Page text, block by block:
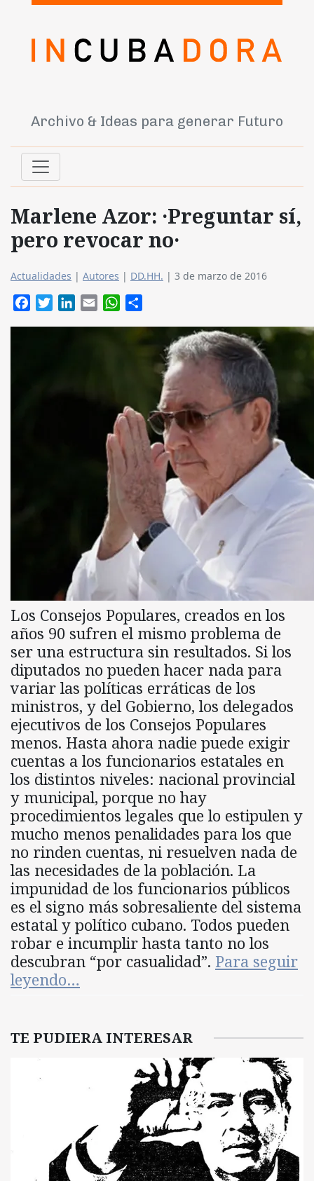
Archivo & Ideas para generar Futuro
Marlene Azor: ·Preguntar sí,
pero revocar no·
Actualidades | Autores | DD.HH. | 3 de marzo de 2016
FacebookTwitterLinkedIn
Email WhatsApp
Los Consejos Populares, creados en los
años 90 sufren el mismo problema de
ser una estructura sin resultados. Si los
diputados no pueden hacer nada para
variar las políticas erráticas de los
ministros, y del Gobierno, los delegados
ejecutivos de los Consejos Populares
menos. Hasta ahora nadie puede exigir
cuentas a los funcionarios estatales en
los distintos niveles: nacional provincial
y municipal, porque no hay
procedimientos legales que lo estipulen y
mucho menos penalidades para los que
no rinden cuentas, ni resuelven nada de
las necesidades de la población. La
impunidad de los funcionarios públicos
es el signo más sobresaliente del sistema
estatal y político cubano. Todos pueden
robar e incumplir hasta tanto no los
descubran “por casualidad”. Para seguir
leyendo…
TE PUDIERA INTERESAR